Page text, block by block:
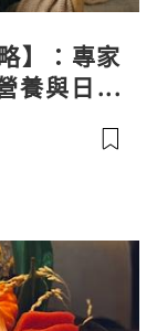
】：專家
養與日常